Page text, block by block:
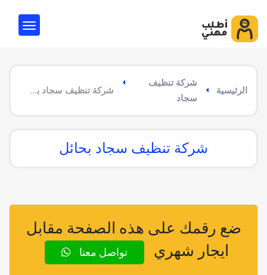
الرئيسية
شركة تنظيف
سجاد
شركة تنظيف سجاد بحائل
شركة تنظيف سجاد بحائل
ضع رقمك على هذه الصفحة مقابل
ايجار شهري
تواصل معنا